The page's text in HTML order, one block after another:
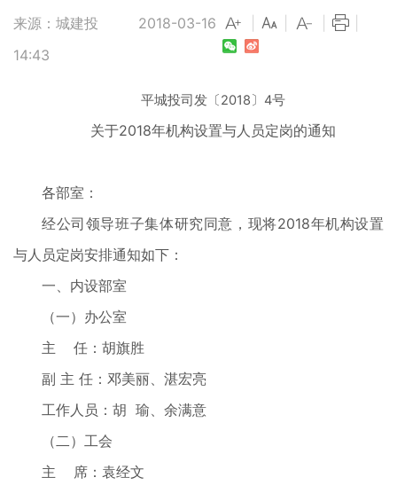
来源：城建投
2018-03-16
14:43
平城投司发〔2018〕4号
关于2018年机构设置与人员定岗的通知
各部室：
经公司领导班子集体研究同意，现将2018年机构设置
与人员定岗安排通知如下：
一、内设部室
（一）办公室
主 任：胡旗胜
副 主 任：邓美丽、湛宏亮
工作人员：胡 瑜、余满意
（二）工会
主 席：袁经文